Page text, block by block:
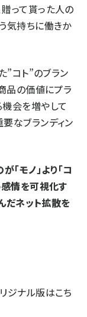
って貰った人の
気持ちに働きか
”コト”のブラン
品の価値にプラ
会を増やして
なブランディン
モノ」より「コ
感情を可視化す
だネット拡散を
ジナル版はこち